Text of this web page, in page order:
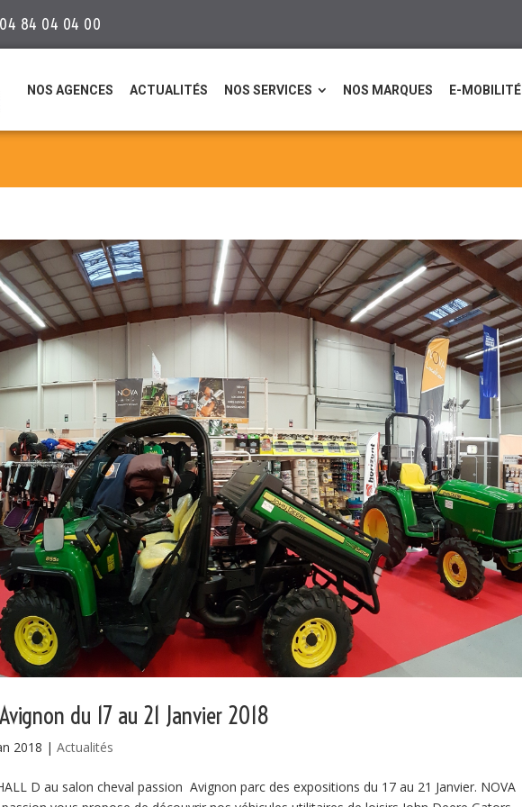
04 84 04 04 00
NOS AGENCES ACTUALITÉS NOS SERVICES NOS MARQUES E-MOBILITÉ
Avignon du 17 au 21 Janvier 2018
2018 |Actualités
D au salon cheval passion Avignon parc des expositions du 17 au 21 Janvier. NOVA